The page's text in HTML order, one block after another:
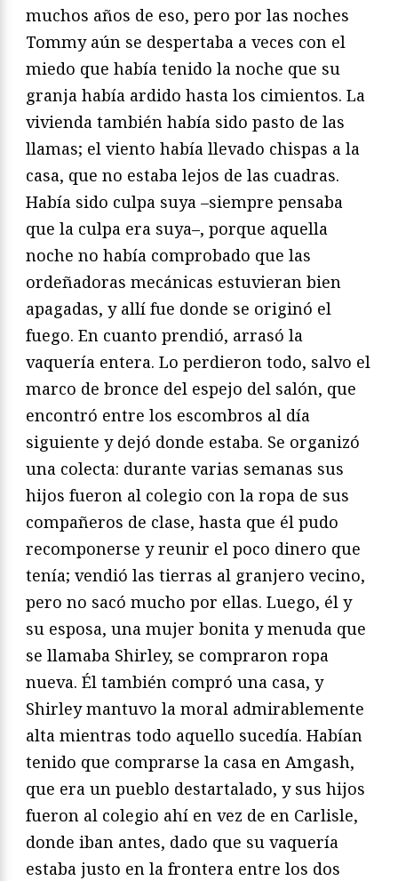
muchos años de eso, pero por las noches
Tommy aún se despertaba a veces con el
miedo que había tenido la noche que su
granja había ardido hasta los cimientos. La
vivienda también había sido pasto de las
llamas; el viento había llevado chispas a la
casa, que no estaba lejos de las cuadras.
Había sido culpa suya –siempre pensaba
que la culpa era suya–, porque aquella
noche no había comprobado que las
ordeñadoras mecánicas estuvieran bien
apagadas, y allí fue donde se originó el
fuego. En cuanto prendió, arrasó la
vaquería entera. Lo perdieron todo, salvo el
marco de bronce del espejo del salón, que
encontró entre los escombros al día
siguiente y dejó donde estaba. Se organizó
una colecta: durante varias semanas sus
hijos fueron al colegio con la ropa de sus
compañeros de clase, hasta que él pudo
recomponerse y reunir el poco dinero que
tenía; vendió las tierras al granjero vecino,
pero no sacó mucho por ellas. Luego, él y
su esposa, una mujer bonita y menuda que
se llamaba Shirley, se compraron ropa
nueva. Él también compró una casa, y
Shirley mantuvo la moral admirablemente
alta mientras todo aquello sucedía. Habían
tenido que comprarse la casa en Amgash,
que era un pueblo destartalado, y sus hijos
fueron al colegio ahí en vez de en Carlisle,
donde iban antes, dado que su vaquería
estaba justo en la frontera entre los dos